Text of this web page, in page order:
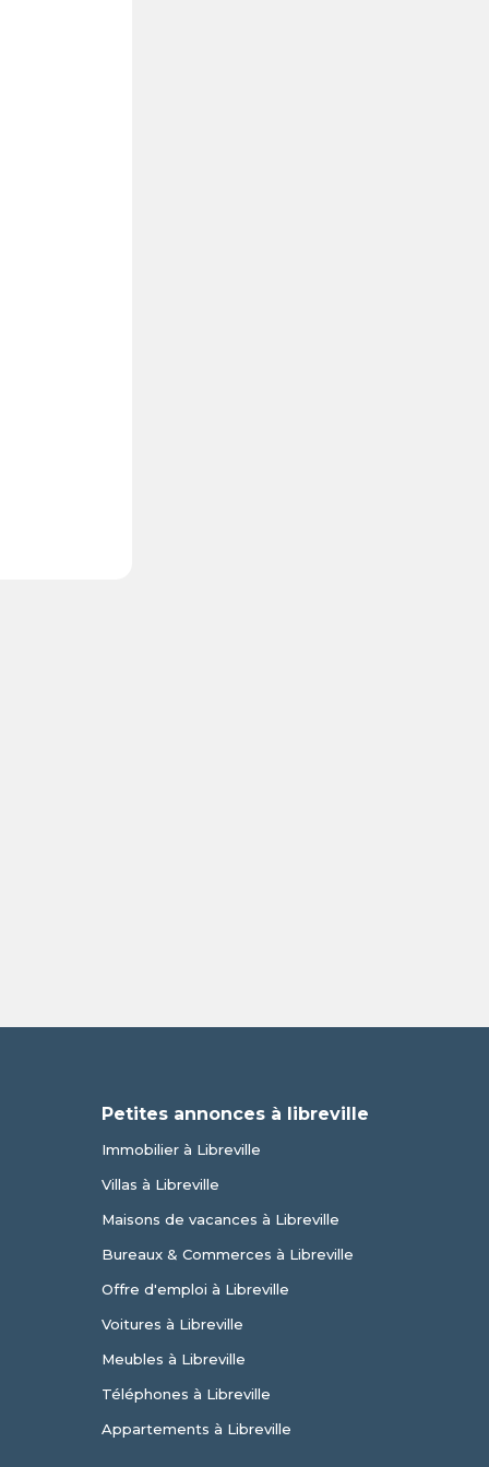
Petites annonces à libreville
Immobilier à Libreville
Villas à Libreville
Maisons de vacances à Libreville
Bureaux & Commerces à Libreville
Offre d'emploi à Libreville
Voitures à Libreville
Meubles à Libreville
Téléphones à Libreville
Appartements à Libreville